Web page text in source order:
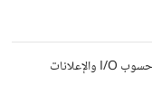
مجتمع لطرح الشكاوي والإقتراحات المتعلقة بتطوير حسوب I/O والإعلانات